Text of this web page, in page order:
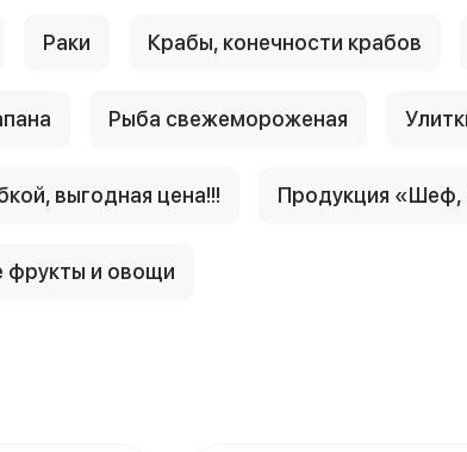
Раки Крабы, конечности крабов
Рыба свежемороженая
выгодная цена!!! Продукция «Шеф,
и овощи